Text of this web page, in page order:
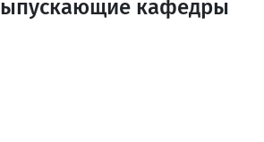
кафедры